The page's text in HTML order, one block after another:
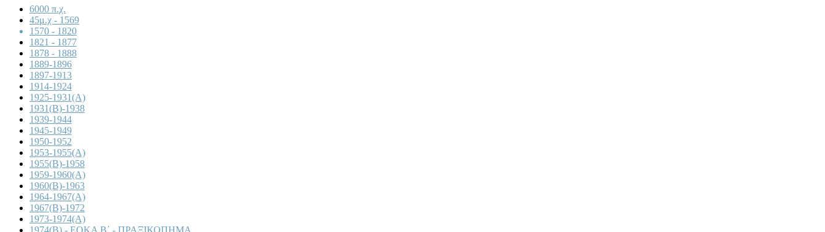
6000 π.χ.
45μ.χ - 1569
1570 - 1820
1821 - 1877
1878 - 1888
1889-1896
1897-1913
1914-1924
1925-1931(A)
1931(B)-1938
1939-1944
1945-1949
1950-1952
1953-1955(A)
1955(B)-1958
1959-1960(A)
1960(B)-1963
1964-1967(A)
1967(B)-1972
1973-1974(A)